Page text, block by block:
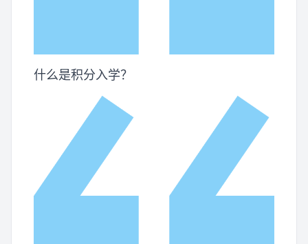
什么是积分入学？